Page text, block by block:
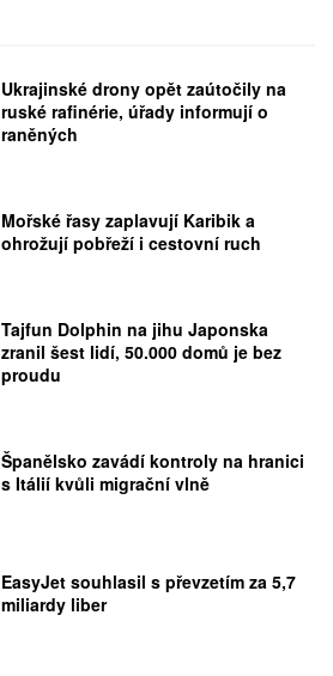
Ukrajinské drony opět zaútočily na
ruské rafinérie, úřady informují o
raněných
Mořské řasy zaplavují Karibik a
ohrožují pobřeží i cestovní ruch
Tajfun Dolphin na jihu Japonska
zranil šest lidí, 50.000 domů je bez
proudu
Španělsko zavádí kontroly na hranici
s Itálií kvůli migrační vlně
EasyJet souhlasil s převzetím za 5,7
miliardy liber